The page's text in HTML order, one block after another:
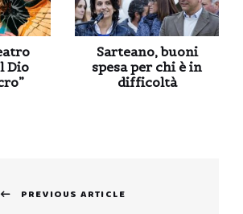
Dio
Sarteano, buoni
spesa per chi è in
difficoltà
PREVIOUS ARTICLE